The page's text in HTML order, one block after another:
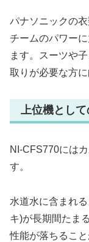
パナソニックの
チームのパワー
ます。スーツや
取りが必要な方
上位機とし
NI-CFS770には
す。
水道水に含まれ
キ)が長期間たま
性能が落ちるこ